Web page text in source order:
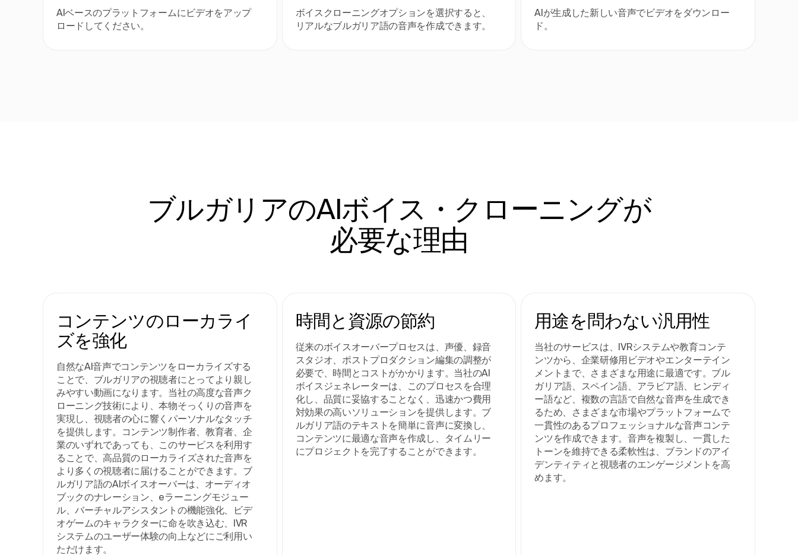
AIベースのプラットフォームにビデオをアップ
ロードしてください。
ボイスクローニングオプションを選択すると、
リアルなブルガリア語の音声を作成できます。
AIが生成した新しい音声でビデオをダウンロー
ド。
ブルガリアのAIボイス・クローニングが
必要な理由
コンテンツのローカライ
ズを強化
自然なAI音声でコンテンツをローカライズする
ことで、ブルガリアの視聴者にとってより親し
みやすい動画になります。当社の高度な音声ク
ローニング技術により、本物そっくりの音声を
実現し、視聴者の心に響くパーソナルなタッチ
を提供します。コンテンツ制作者、教育者、企
業のいずれであっても、このサービスを利用す
ることで、高品質のローカライズされた音声を
より多くの視聴者に届けることができます。ブ
ルガリア語のAIボイスオーバーは、オーディオ
ブックのナレーション、eラーニングモジュー
ル、バーチャルアシスタントの機能強化、ビデ
オゲームのキャラクターに命を吹き込む、IVR
システムのユーザー体験の向上などにご利用い
ただけます。
時間と資源の節約
従来のボイスオーバープロセスは、声優、録音
スタジオ、ポストプロダクション編集の調整が
必要で、時間とコストがかかります。当社のAI
ボイスジェネレーターは、このプロセスを合理
化し、品質に妥協することなく、迅速かつ費用
対効果の高いソリューションを提供します。ブ
ルガリア語のテキストを簡単に音声に変換し、
コンテンツに最適な音声を作成し、タイムリー
にプロジェクトを完了することができます。
用途を問わない汎用性
当社のサービスは、IVRシステムや教育コンテ
ンツから、企業研修用ビデオやエンターテイン
メントまで、さまざまな用途に最適です。ブル
ガリア語、スペイン語、アラビア語、ヒンディ
ー語など、複数の言語で自然な音声を生成でき
るため、さまざまな市場やプラットフォームで
一貫性のあるプロフェッショナルな音声コンテ
ンツを作成できます。音声を複製し、一貫した
トーンを維持できる柔軟性は、ブランドのアイ
デンティティと視聴者のエンゲージメントを高
めます。